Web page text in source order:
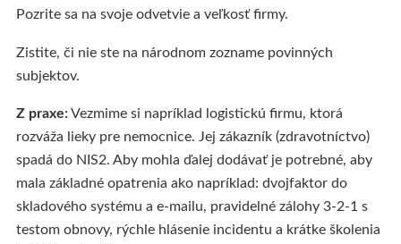
Pozrite sa na svoje odvetvie a veľkosť firmy.
Zistite, či nie ste na národnom zozname povinných
subjektov.
Z praxe:Vezmime si napríklad logistickú firmu, ktorá
rozváža lieky pre nemocnice. Jej zákazník (zdravotníctvo)
spadá do NIS2. Aby mohla ďalej dodávať je potrebné, aby
mala základné opatrenia ako napríklad: dvojfaktor do
skladového systému a e‑mailu, pravidelné zálohy 3‑2‑1 s
testom obnovy, rýchle hlásenie incidentu a krátke školenia